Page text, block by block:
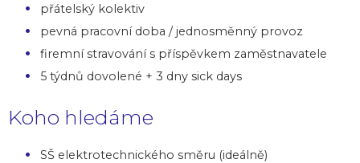
přátelský kolektiv
pevná pracovní doba / jednosměnný provoz
firemní stravování s příspěvkem zaměstnavatele
5 týdnů dovolené + 3 dny sick days
Koho hledáme
SŠ elektrotechnického směru (ideálně)